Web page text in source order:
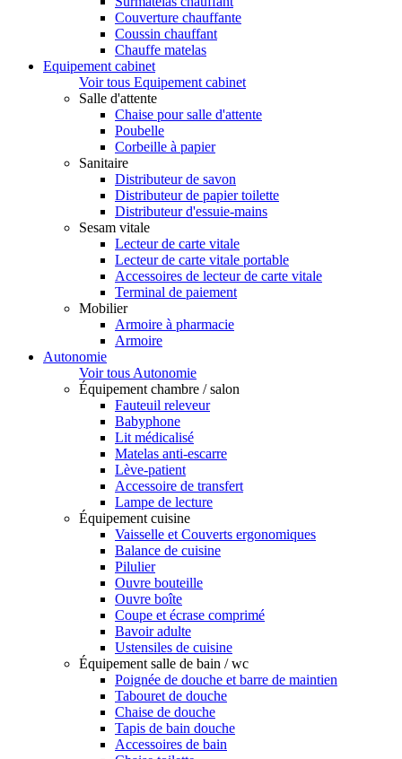
Couverture chauffante
Coussin chauffant
Chauffe matelas
Equipement cabinet
Voir tous Equipement cabinet
Salle d'attente
Chaise pour salle d'attente
Poubelle
Corbeille à papier
Sanitaire
Distributeur de savon
Distributeur de papier toilette
Distributeur d'essuie-mains
Sesam vitale
Lecteur de carte vitale
Lecteur de carte vitale portable
Accessoires de lecteur de carte vitale
Terminal de paiement
Mobilier
Armoire à pharmacie
Armoire
Autonomie
Voir tous Autonomie
Équipement chambre / salon
Fauteuil releveur
Babyphone
Lit médicalisé
Matelas anti-escarre
Lève-patient
Accessoire de transfert
Lampe de lecture
Équipement cuisine
Vaisselle et Couverts ergonomiques
Balance de cuisine
Pilulier
Ouvre bouteille
Ouvre boîte
Coupe et écrase comprimé
Bavoir adulte
Ustensiles de cuisine
Équipement salle de bain / wc
Poignée de douche et barre de maintien
Tabouret de douche
Chaise de douche
Tapis de bain douche
Accessoires de bain